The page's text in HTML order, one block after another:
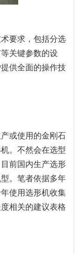
要求，包括分选
关键参数的设
供全面的操作技
或使用的金刚石
。不然会在选型
前国内生产选形
。笔者依据多年
使用选形机收集
相关的建议表格